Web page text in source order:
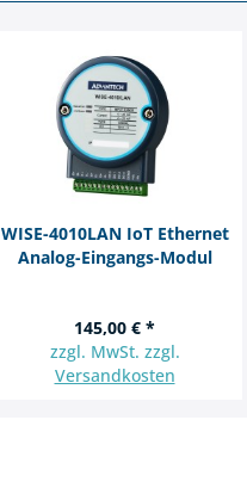
WISE-4010LAN IoT Ethernet
Analog-Eingangs-Modul
145,00 € *
zzgl. MwSt. zzgl.
Versandkosten